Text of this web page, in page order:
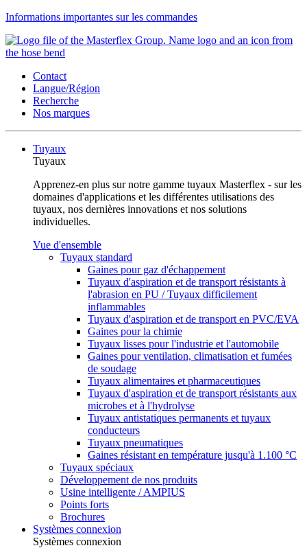
Informations importantes sur les commandes
Contact
Langue/Région
Recherche
Nos marques
Tuyaux
Tuyaux
Apprenez-en plus sur notre gamme tuyaux Masterflex - sur les
domaines d'applications et les différentes utilisations des
tuyaux, nos dernières innovations et nos solutions
individuelles.
Vue d'ensemble
Tuyaux standard
Gaines pour gaz d'échappement
Tuyaux d'aspiration et de transport résistants à
l'abrasion en PU / Tuyaux difficilement
inflammables
Tuyaux d'aspiration et de transport en PVC/EVA
Gaines pour la chimie
Tuyaux lisses pour l'industrie et l'automobile
Gaines pour ventilation, climatisation et fumées
de soudage
Tuyaux alimentaires et pharmaceutiques
Tuyaux d'aspiration et de transport résistants aux
microbes et à l'hydrolyse
Tuyaux antistatiques permanents et tuyaux
conducteurs
Tuyaux pneumatiques
Gaines résistant en température jusqu'à 1.100 °C
Tuyaux spéciaux
Développement de nos produits
Usine intelligente / AMPIUS
Points forts
Brochures
Systèmes connexion
Systèmes connexion